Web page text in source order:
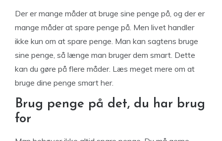
Der er mange måder at bruge sine penge på, og der er
mange måder at spare penge på. Men livet handler
ikke kun om at spare penge. Man kan sagtens bruge
sine penge, så længe man bruger dem smart. Dette
kan du gøre på flere måder. Læs meget mere om at
bruge dine penge smart her.
Brug penge på det, du har brug
for